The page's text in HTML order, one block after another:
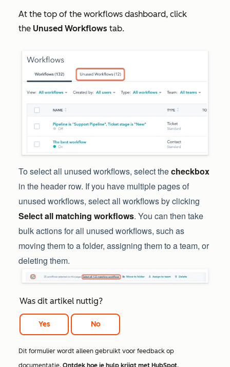
At the top of the workflows dashboard, click
the Unused Workflows tab.
To select all unused workflows, select thecheckbox
in the header row. If you have multiple pages of
unused workflows, select all workflows by clicking
Select all matching workflows. You can then take
bulk actions for all unused workflows, such as
moving them to a folder, assigning them to a team, or
deleting them.
Was dit artikel nuttig?
Yes No
Dit formulier wordt alleen gebruikt voor feedback op
documentatie. Ontdek hoe je hulp krijgt met HubSpot.